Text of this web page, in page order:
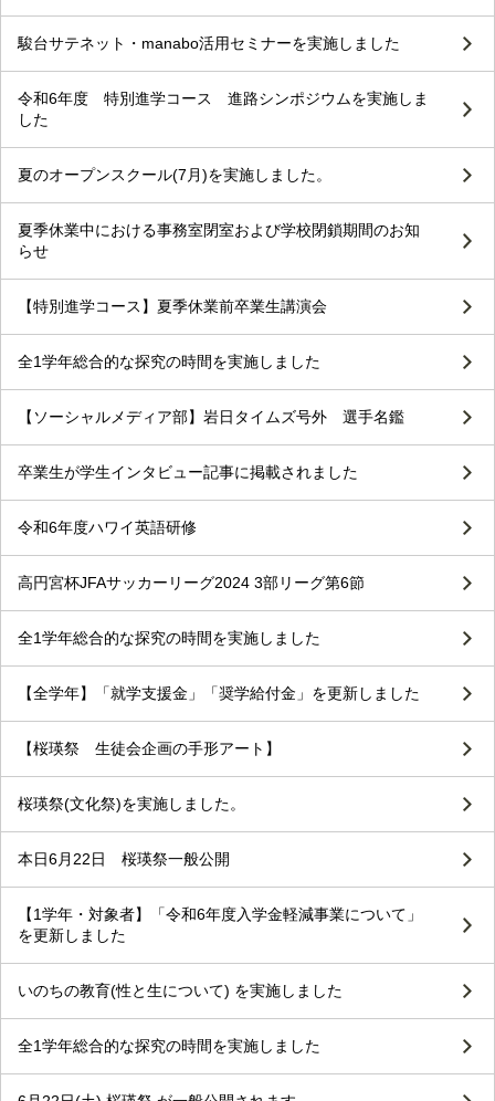
駿台サテネット・manabo活用セミナーを実施しました
令和6年度 特別進学コース 進路シンポジウムを実施しま
した
夏のオープンスクール(7月)を実施しました。
夏季休業中における事務室閉室および学校閉鎖期間のお知
らせ
【特別進学コース】夏季休業前卒業生講演会
全1学年総合的な探究の時間を実施しました
【ソーシャルメディア部】岩日タイムズ号外 選手名鑑
卒業生が学生インタビュー記事に掲載されました
令和6年度ハワイ英語研修
高円宮杯JFAサッカーリーグ2024 3部リーグ第6節
全1学年総合的な探究の時間を実施しました
【全学年】「就学支援金」「奨学給付金」を更新しました
【桜瑛祭 生徒会企画の手形アート】
桜瑛祭(文化祭)を実施しました。
本日6月22日 桜瑛祭一般公開
【1学年・対象者】「令和6年度入学金軽減事業について」
を更新しました
いのちの教育(性と生について) を実施しました
全1学年総合的な探究の時間を実施しました